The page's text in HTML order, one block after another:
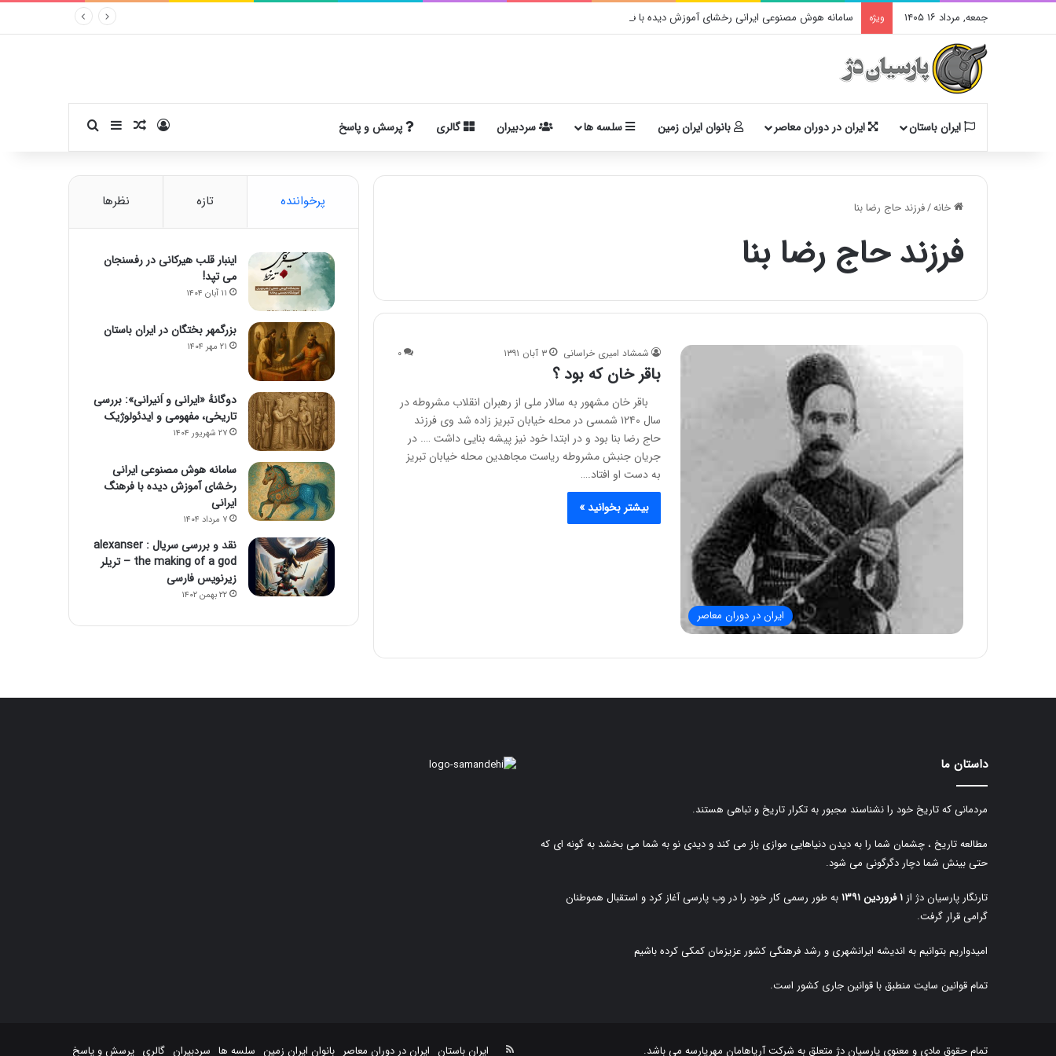
جمعه, مرداد ۱۶ ۱۴۰۵ ویژه سامانه هوش مصنوعی ایرانی رخشای آموزش دیده با فرهنگ ایرانی
ایران باستان ایران در دوران معاصر بانوان ایران زمین سلسه ها سردبیران گالری پرسش و پاسخ ورودنوشته تصادفی
سایدبارجستجو برای
خانه/فرزند حاج رضا بنا
فرزند حاج رضا بنا
ایران در دوران معاصر
شمشاد امیری خراسانی ۳ آبان ۱۳۹۱ ۰
باقر خان که بود ؟
باقر خان مشهور به سالار ملی از رهبران انقلاب مشروطه در
سال ۱۲۴۰ شمسی در محله خیابان تبریز زاده شد وی فرزند
حاج رضا بنا بود و در ابتدا خود نیز پیشه بنایی داشت …. در
جریان جنبش مشروطه ریاست مجاهدین محله خیابان تبریز
به دست او افتاد.…
بیشتر بخوانید »
پرخواننده تازه نظرها
اینبار قلب هیرکانی در رفسنجان
می تپد!
۱۱ آبان ۱۴۰۴
بزرگمهر بختگان در ایران باستان
۲۱ مهر ۱۴۰۴
دوگانهٔ «ایرانی و اَنیرانی»: بررسی
تاریخی، مفهومی و ایدئولوژیک
۲۷ شهریور ۱۴۰۴
سامانه هوش مصنوعی ایرانی
رخشای آموزش دیده با فرهنگ
ایرانی
۷ مرداد ۱۴۰۴
نقد و بررسی سریال alexanser :
the making of a god – تریلر
زیرنویس فارسی
۲۲ بهمن ۱۴۰۲
داستان ما
مردمانی که تاریخ خود را نشناسند مجبور به تکرار تاریخ و تباهی هستند.
مطالعه تاریخ ، چشمان شما را به دیدن دنیاهایی موازی باز می کند و دیدی نو به شما می بخشد به گونه ای که
حتی بینش شما دچار دگرگونی می شود.
تارنگار پارسیان دژ از۱ فروردین ۱۳۹۱
به طور رسمی کار خود را در وب پارسی آغاز کرد و استقبال هموطنان
گرامی قرار گرفت.
امیدواریم بتوانیم به اندیشه ایرانشهری و رشد فرهنگی کشور عزیزمان کمکی کرده باشیم
تمام قوانین سایت منطبق با قوانین جاری کشور است.
تمام حقوق مادی و معنوی پارسیان دژ متعلق به شرکت آریاهامان مهرپارسه می باشد. ایران باستان ایران در دوران معاصر بانوان ایران زمین سلسه ها سردبیران گالری پرسش و پاسخ خوراک